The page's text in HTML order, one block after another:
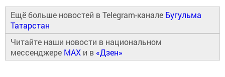
Ещё больше новостей в Telegram-канале Бугульма
Татарстан
Читайте наши новости в национальном
мессенджере MAX и в «Дзен»